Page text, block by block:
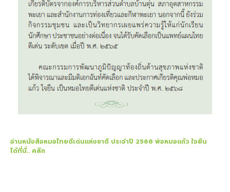
อ่านหนังสือหมอไทยดีเด่นแห่งชาติ ประจำปี 2568 พ่อหมอแก้ว ใจยืน
ได้ที่นี่.. คลิก